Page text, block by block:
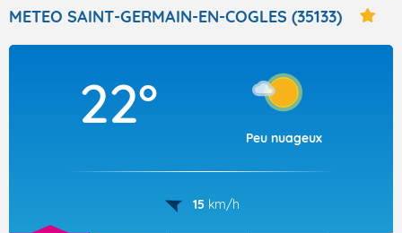
Articles
METEO SAINT-GERMAIN-EN-COGLES (35133)
22°
Peu nuageux
15 km/h